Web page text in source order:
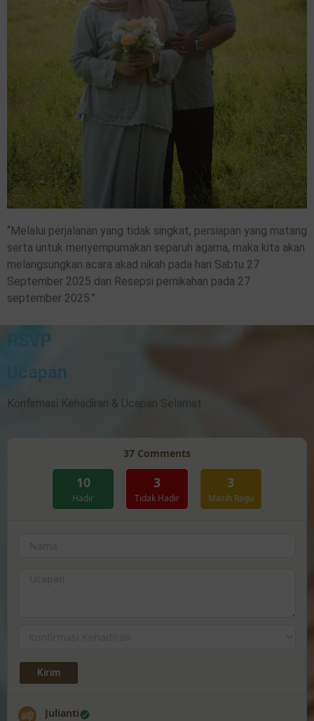
“Melalui perjalanan yang tidak singkat, persiapan yang matang
serta untuk menyempurnakan separuh agama, maka kita akan
melangsungkan acara akad nikah pada hari Sabtu 27
September 2025 dan Resepsi pernikahan pada 27
september 2025.”
RSVP
Ucapan
Konfirmasi Kehadiran & Ucapan Selamat
37 Comments
10
Hadir
3
Tidak Hadir
3
Masih Ragu
Julianti